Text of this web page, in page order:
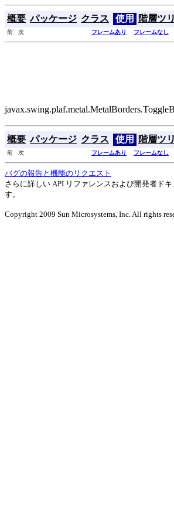
概要 パッケージ クラス 使用 階層ツ
前 次 フレームあり フレームなし
概要 パッケージ クラス 使用 階層ツ
前 次 フレームあり フレームなし
バグの報告と機能のリクエスト
さらに詳しい API リファレンスおよび開発者ドキ
す。
Copyright 2009 Sun Microsystems, Inc. All rights